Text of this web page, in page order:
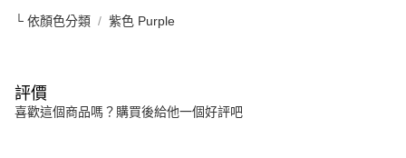
└ 依顏色分類 紫色 Purple
評價
喜歡這個商品嗎？購買後給他一個好評吧